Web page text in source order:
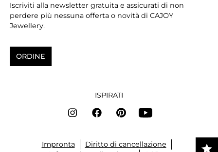
Iscriviti alla newsletter gratuita e assicurati di non
perdere più nessuna offerta o novità di CAJOY
Jewellery.
ORDINE
ISPIRATI
Impronta
Diritto di cancellazione